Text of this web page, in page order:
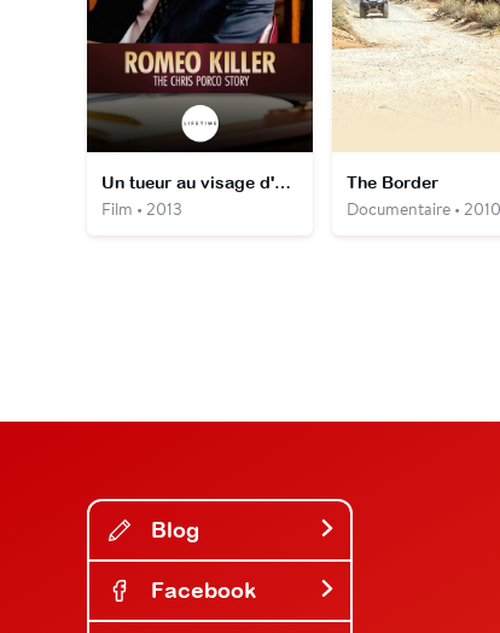
Un tueur au visage d'ange
Film • 2013
The Border
Documentaire • 2010
Blog
Facebook